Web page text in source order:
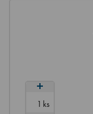
ks